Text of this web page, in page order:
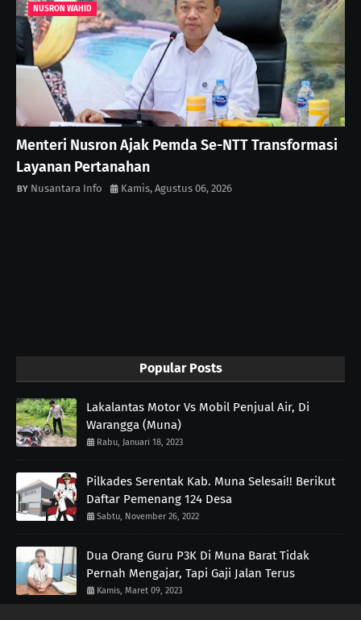
NUSRON WAHID
Menteri Nusron Ajak Pemda Se-NTT Transformasi
Layanan Pertanahan
Nusantara Info Kamis, Agustus 06, 2026
Popular Posts
Lakalantas Motor Vs Mobil Penjual Air, Di
Warangga (Muna)
Rabu, Januari 18, 2023
Pilkades Serentak Kab. Muna Selesai!! Berikut
Daftar Pemenang 124 Desa
Sabtu, November 26, 2022
Dua Orang Guru P3K Di Muna Barat Tidak
Pernah Mengajar, Tapi Gaji Jalan Terus
Kamis, Maret 09, 2023